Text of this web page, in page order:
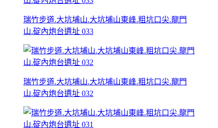
瑞竹步道.大坑埔山.大坑埔山東峰.粗坑口尖.龍門
山.碇內炮台遺址 033
瑞竹步道.大坑埔山.大坑埔山東峰.粗坑口尖.龍門
山.碇內炮台遺址 032